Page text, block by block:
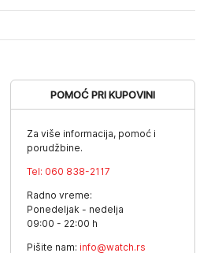
POMOĆ PRI KUPOVINI
Za više informacija, pomoć i
porudžbine.
Tel: 060 838-2117
Radno vreme:
Ponedeljak - nedelja
09:00 - 22:00 h
Pišite nam: info@watch.rs